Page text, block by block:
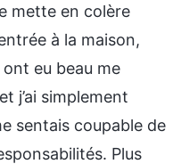
mette en colère
à la maison,
eu beau me
j’ai simplement
sentais coupable de
Plus